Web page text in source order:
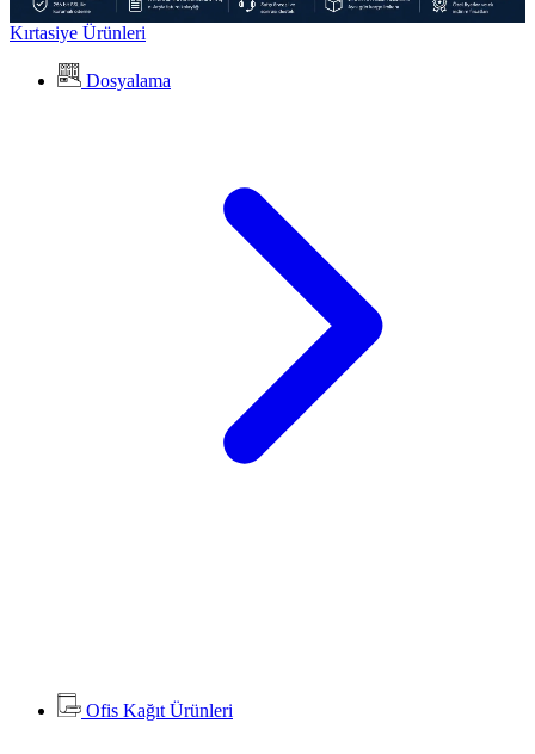
Kırtasiye Ürünleri
Dosyalama
Ofis Kağıt Ürünleri